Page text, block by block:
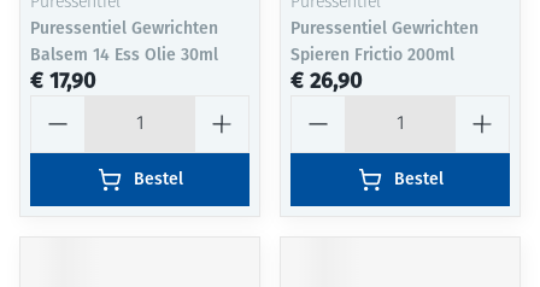
Puressentiel Gewrichten
Balsem 14 Ess Olie 30ml
€ 17,90
Bestel
Puressentiel Gewrichten
Spieren Frictio 200ml
€ 26,90
Bestel